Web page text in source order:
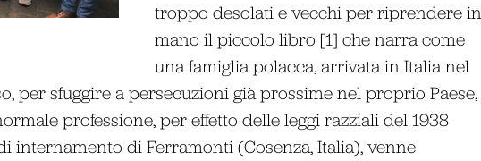
troppo desolati e vecchi per riprendere in
mano il piccolo libro [1] che narra come
una famiglia polacca, arrivata in Italia nel
per sfuggire a persecuzioni già prossime nel proprio Paese,
professione, per effetto delle leggi razziali del 1938
internamento di Ferramonti (Cosenza, Italia), venne